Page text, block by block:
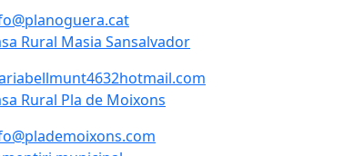
Rural Masia Sansalvador
Rural Masia Sansalvador
Rural Pla de Moixons
Rural Pla de Moixons